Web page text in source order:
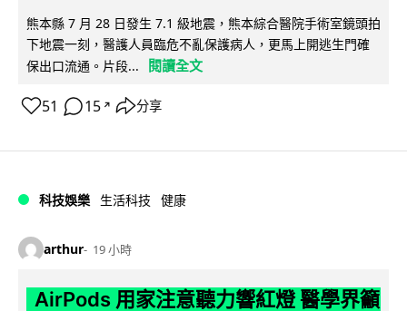
熊本縣 7 月 28 日發生 7.1 級地震，熊本綜合醫院手術室鏡頭拍
下地震一刻，醫護人員臨危不亂保護病人，更馬上開逃生門確
保出口流通。片段...
閱讀全文
51 15 ↗ 分享
科技娛樂 生活科技 健康
arthur 19 小時
AirPods 用家注意聽力響紅燈 醫學界籲